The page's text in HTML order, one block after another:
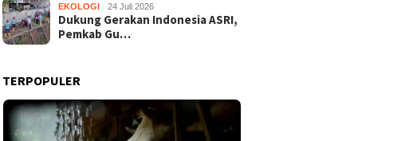
EKOLOGI 24 Juli 2026
Dukung Gerakan Indonesia ASRI,
Pemkab Gu…
TERPOPULER